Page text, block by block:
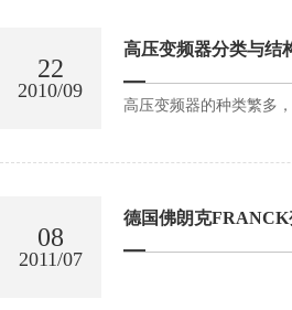
22
2010/09
高压变频器分类与结
高压变频器的种类繁多
08
2011/07
德国佛朗克FRANCK